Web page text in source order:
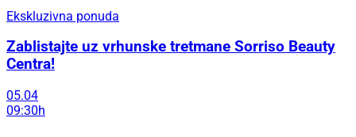
Ekskluzivna ponuda
Zablistajte uz vrhunske tretmane Sorriso Beauty
Centra!
05.04
09:30h